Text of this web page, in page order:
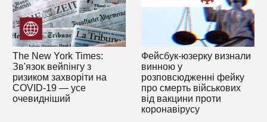
The New York Times:
Зв'язок вейпінгу з
ризиком захворіти на
COVID-19 — усе
очевидніший
Фейсбук-юзерку визнали
винною у
розповсюдженні фейку
про смерть військових
від вакцини проти
коронавірусу